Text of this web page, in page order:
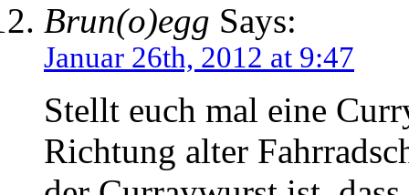
Brun(o)egg Says:
Januar 26th, 2012 at 9:47
Stellt euch mal eine
Richtung alter